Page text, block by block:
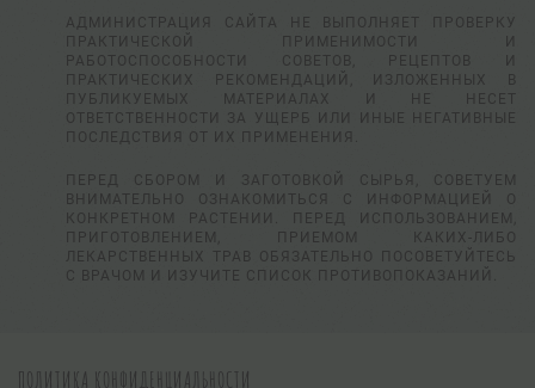
АДМИНИСТРАЦИЯ САЙТА НЕ ВЫПОЛНЯЕТ ПРОВЕРКУ
ПРАКТИЧЕСКОЙ ПРИМЕНИМОСТИ И
РАБОТОСПОСОБНОСТИ СОВЕТОВ, РЕЦЕПТОВ И
ПРАКТИЧЕСКИХ РЕКОМЕНДАЦИЙ, ИЗЛОЖЕННЫХ В
ПУБЛИКУЕМЫХ МАТЕРИАЛАХ И НЕ НЕСЕТ
ОТВЕТСТВЕННОСТИ ЗА УЩЕРБ ИЛИ ИНЫЕ НЕГАТИВНЫЕ
ПОСЛЕДСТВИЯ ОТ ИХ ПРИМЕНЕНИЯ.
ПЕРЕД СБОРОМ И ЗАГОТОВКОЙ СЫРЬЯ, СОВЕТУЕМ
ВНИМАТЕЛЬНО ОЗНАКОМИТЬСЯ С ИНФОРМАЦИЕЙ О
КОНКРЕТНОМ РАСТЕНИИ. ПЕРЕД ИСПОЛЬЗОВАНИЕМ,
ПРИГОТОВЛЕНИЕМ, ПРИЕМОМ КАКИХ-ЛИБО
ЛЕКАРСТВЕННЫХ ТРАВ ОБЯЗАТЕЛЬНО ПОСОВЕТУЙТЕСЬ
С ВРАЧОМ И ИЗУЧИТЕ СПИСОК ПРОТИВОПОКАЗАНИЙ.
ПОЛИТИКА КОНФИДЕНЦИАЛЬНОСТИ